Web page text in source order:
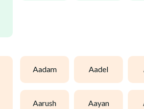
aadam aadel
aarush aayan